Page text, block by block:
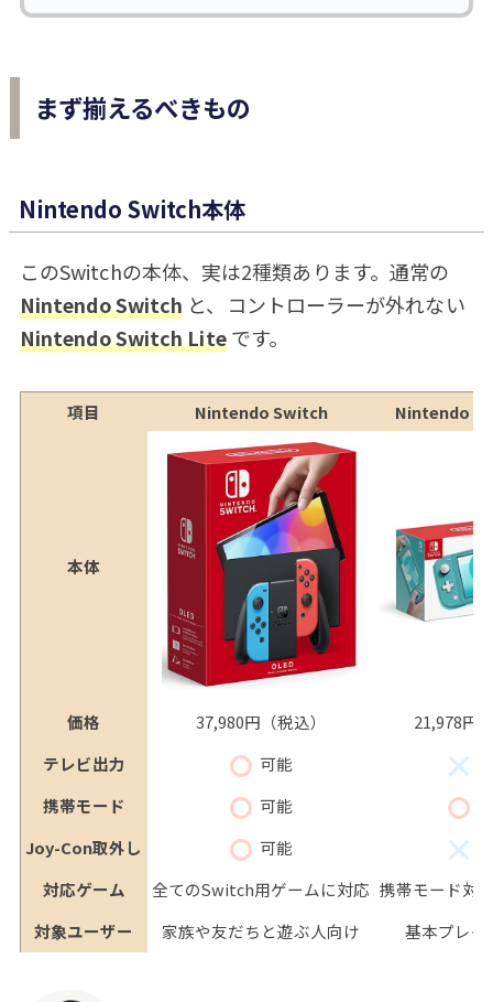
まず揃えるべきもの
Nintendo Switch本体
このSwitchの本体、実は2種類あります。通常の
Nintendo Switch と、コントローラーが外れない
Nintendo Switch Liteです。
項目 Nintendo Switch Nintendo
本体
価格 37,980円（税込）
21,978円
テレビ出力
可能
携帯モード
可能
Joy-Con取外し
可能
対応ゲーム
全てのSwitch用ゲームに対応 携帯モード対
対象ユーザー
家族や友だちと遊ぶ人向け 基本プレイ